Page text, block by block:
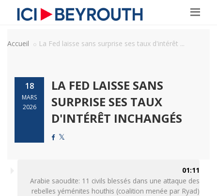
Accueil La Fed laisse sans surprise ses taux d'intérêt ...
18
MARS
2026
LA FED LAISSE SANS
SURPRISE SES TAUX
D'INTÉRÊT INCHANGÉS
01:11
Arabie saoudite: 11 civils blessés dans une attaque des
rebelles yéménites houthis (coalition menée par Ryad)